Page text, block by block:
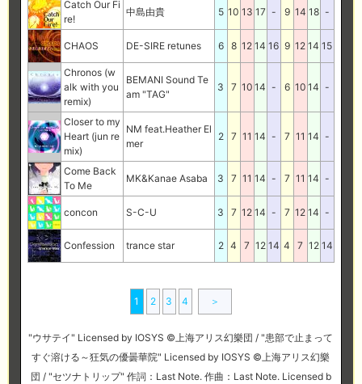
Catch Our Fi
re!
中島由貴 5 10 13 17 - 9 14 18 -
CHAOS DE-SIRE retunes 6 8 12 14 16 9 12 14 15
Chronos (w
alk with you
remix)
BEMANI Sound Te
am "TAG"
3 7 10 14 - 6 10 14 -
Closer to my
Heart (jun re
mix)
NM feat.Heather El
mer
2 7 11 14 - 7 11 14 -
Come Back
To Me
MK&Kanae Asaba 3 7 11 14 - 7 11 14 -
concon S-C-U 3 7 12 14 - 7 12 14 -
Confession trance star 2 4 7 12 14 4 7 12 14
1 2 3 4 ＞
"ウサテイ" Licensed by IOSYS ©上海アリス幻樂団 / "患部で止まって
すぐ溶ける～狂気の優曇華院" Licensed by IOSYS ©上海アリス幻樂
団 / "セツナトリップ" 作詞：Last Note. 作曲：Last Note. Licensed b